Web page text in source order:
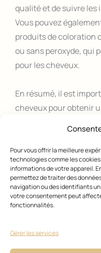
Pour vous offrir la meilleure
technologies comme les
informations de votre appareil.
permettez de traiter des
navigation ou des identifiants
votre consentement peut
fonctionnalités.
Gérer les services
qualité et de suivre
Vous pouvez
produits de coloration
ou sans peroxyde, qui
pour les cheveux.
En résumé, il est
cheveux pour obtenir
qualité et de suivre les
évitez les additifs
endommager les
23/03/2023
Précédent